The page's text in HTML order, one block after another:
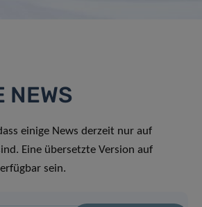
NEWS
einige News derzeit nur auf
Eine übersetzte Version auf
sein.